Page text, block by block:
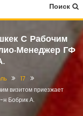
КР
Поиск
С Рабочим
Менеджер ГФ
17
визитом приезжает
Бобрик А.